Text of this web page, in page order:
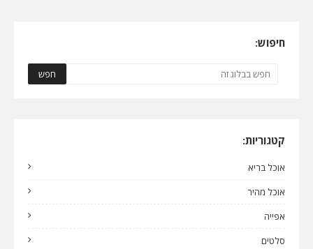
חיפוש:
קטגוריות:
אוכל בריא
אוכל מהיר
אפייה
סלטים